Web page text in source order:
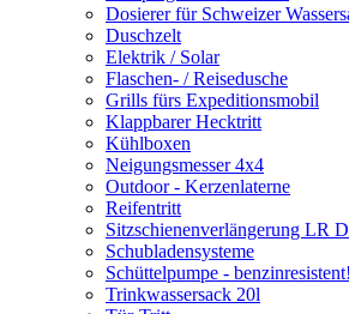
Dosierer für Schweizer
Duschzelt
Elektrik / Solar
Flaschen- / Reisedusche
Grills fürs Expeditionsmobil
Klappbarer Hecktritt
Kühlboxen
Neigungsmesser 4x4
Outdoor - Kerzenlaterne
Reifentritt
Sitzschienenverlängerung LR
Schubladensysteme
Schüttelpumpe - benzinresistent!
Trinkwassersack 20l